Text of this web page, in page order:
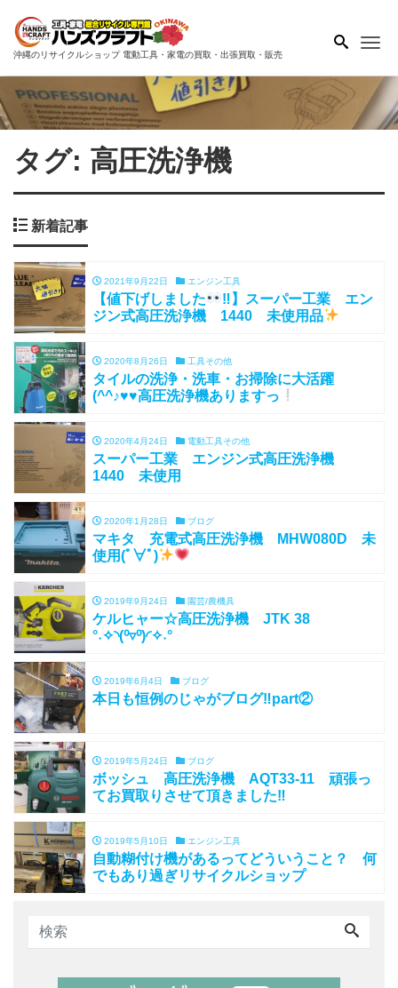
沖縄のリサイクルショップ 電動工具・家電の買取・出張買取・販売
タグ: 高圧洗浄機
新着記事
2021年9月22日 エンジン工具
【値下げしました
‼】スーパー工業 エン
ジン式高圧洗浄機 1440 未使用品
2020年8月26日 工具その他
タイルの洗浄・洗車・お掃除に大活躍
(^^♪♥♥高圧洗浄機ありますっ
2020年4月24日 電動工具その他
スーパー工業 エンジン式高圧洗浄機
1440 未使用
2020年1月28日 ブログ
マキタ 充電式高圧洗浄機 MHW080D 未
使用(ﾟ∀ﾟ)
2019年9月24日 園芸/農機具
ケルヒャー☆高圧洗浄機 JTK 38
°˖✧◝(⁰▿⁰)◜✧˖°
2019年6月4日 ブログ
本日も恒例のじゃがブログ‼part②
2019年5月24日 ブログ
ボッシュ 高圧洗浄機 AQT33-11 頑張っ
てお買取りさせて頂きました‼
2019年5月10日 エンジン工具
自動糊付け機があるってどういうこと？ 何
でもあり過ぎリサイクルショップ